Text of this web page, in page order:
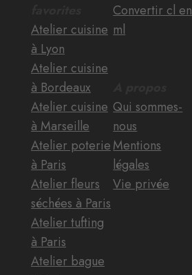
Atelier cuisine
à Lyon
Atelier cuisine
à Bordeaux
Atelier cuisine
à Marseille
Atelier poterie
à Paris
Atelier fleurs
séchées à Paris
Atelier tufting
à Paris
Atelier bague
Convertir cl en
ml
Qui sommes-
nous
Mentions
légales
Vie privée